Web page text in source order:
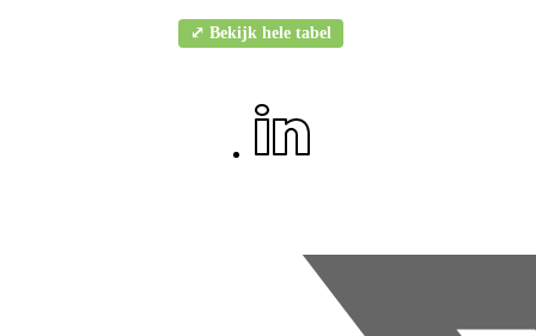
⤢ Bekijk hele tabel